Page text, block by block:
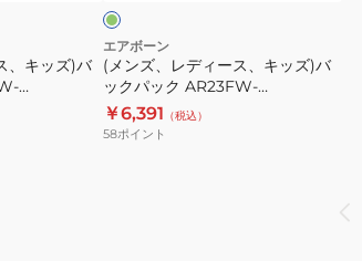
、キッズ)バ
ッ
ズ)
バ
ッ
ク
エアボーン
(メンズ、レディース、キッズ)バ
ックパック AR23FW-
BAG001OLV リュック
￥6,391 （税込）
58ポイント